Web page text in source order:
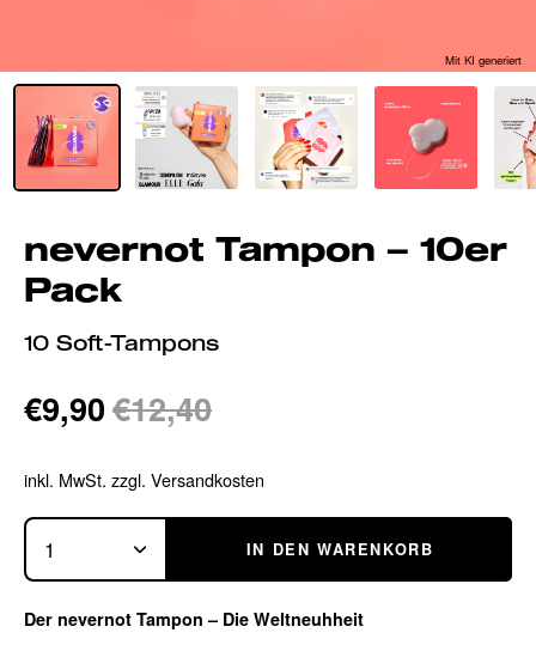
Mit KI generiert
nevernot Tampon – 10er
Pack
10 Soft-Tampons
€9,90€12,40
inkl. MwSt. zzgl. Versandkosten
1 IN DEN WARENKORB
Der nevernot Tampon – Die Weltneuhheit